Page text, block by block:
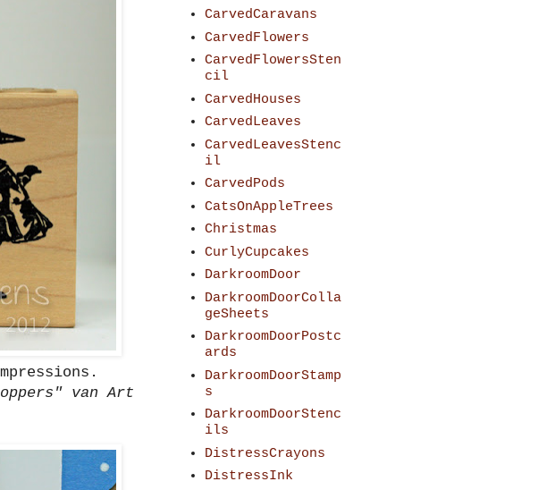
van Art
CarvedCaravans
CarvedFlowers
CarvedFlowersSten
cil
CarvedHouses
CarvedLeaves
CarvedLeavesStenc
il
CarvedPods
CatsOnAppleTrees
Christmas
CurlyCupcakes
DarkroomDoor
DarkroomDoorColla
geSheets
DarkroomDoorPostc
ards
DarkroomDoorStamp
s
DarkroomDoorStenc
ils
DistressCrayons
DistressInk